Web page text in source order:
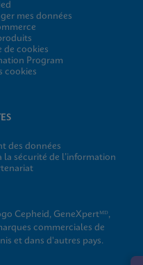
mes données
de cookies
Program
cookies
des données
sécurité de l’information
Cepheid, GeneXpertᴹᴰ,
commerciales de
et dans d'autres pays.